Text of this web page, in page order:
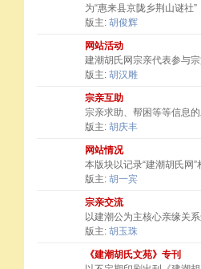
为“惠来县京陇乡荆山谜社
版主: 胡俊辉
网站活动
建潮胡氏网宗亲代表参与
版主: 胡汉雕
宗亲互助
宗亲求助、帮困等等信息
版主: 胡庆丰
网站情况
本版块以记录“建潮胡氏网”
版主: 胡一宾
宗亲交流
以建潮公为主核心亲缘关
版主: 胡玉珠
《建潮胡氏文苑》专刊